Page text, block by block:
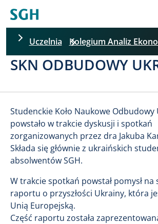
Uczelnia Kolegium Analiz
Pomiń
SKN ODBUDOWY
Studenckie Koło Naukowe Odbudowy
powstało w trakcie dyskusji i spotkań
zorganizowanych przez dra Jakuba
Składa się głównie z ukraińskich
absolwentów SGH.
W trakcie spotkań powstał pomysł
raportu o przyszłości Ukrainy, która
Unią Europejską.
Część raportu została